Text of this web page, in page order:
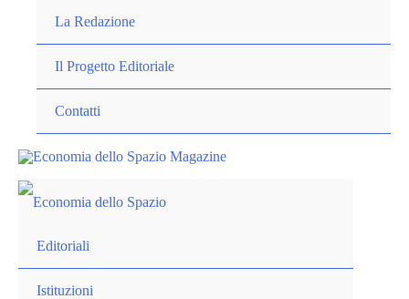
contenuto
La Redazione
Il Progetto Editoriale
Contatti
Editoriali
Istituzioni